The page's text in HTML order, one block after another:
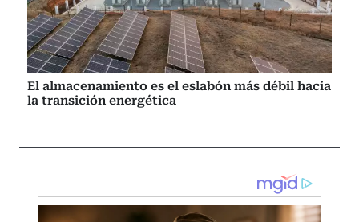
El almacenamiento es el eslabón más débil hacia
la transición energética